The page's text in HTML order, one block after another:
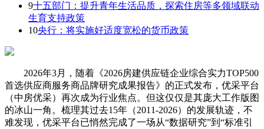
9十五部门：提升青年生活品质，探索住房等多领域联动
生育支持政策
10央行：将实施好适度宽松的货币政策
2026年3月，随着《2026房建供应链企业综合实力TOP500
首选供应商服务商品牌研究成果报告》的正式发布，优采平台
（中房优采）再次成为行业焦点。但这仅仅是其庞大工作版图
的冰山一角。梳理其过去15年（2011-2026）的发展轨迹，不
难发现，优采平台已悄然完成了一场从“数据研究”到“标准引